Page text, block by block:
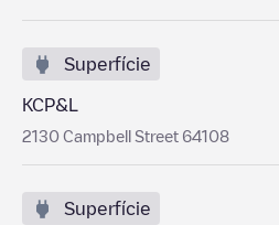
Superfície
KCP&L
2130 Campbell Street 64108
Superfície